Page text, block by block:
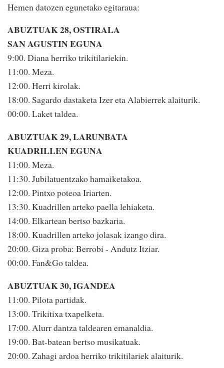
Hemen datozen egunetako egitaraua:
ABUZTUAK 28, OSTIRALA
SAN AGUSTIN EGUNA
9:00. Diana herriko trikitilariekin.
11:00. Meza.
12:00. Herri kirolak.
18:00. Sagardo dastaketa Izer eta Alabierrek alaiturik.
00:00. Laket taldea.
ABUZTUAK 29, LARUNBATA
KUADRILLEN EGUNA
11:00. Meza.
11:30. Jubilatuentzako hamaiketakoa.
12:00. Pintxo poteoa Iriarten.
13:30. Kuadrillen arteko paella lehiaketa.
14:00. Elkartean bertso bazkaria.
18:00. Kuadrillen arteko jolasak izango dira.
20:00. Giza proba: Berrobi - Andutz Itziar.
00:00. Fan&Go taldea.
ABUZTUAK 30, IGANDEA
11:00. Pilota partidak.
13:00. Trikitixa txapelketa.
17:00. Alurr dantza taldearen emanaldia.
19:00. Bat-batean bertso musikatuak.
20:00. Zahagi ardoa herriko trikitilariek alaiturik.